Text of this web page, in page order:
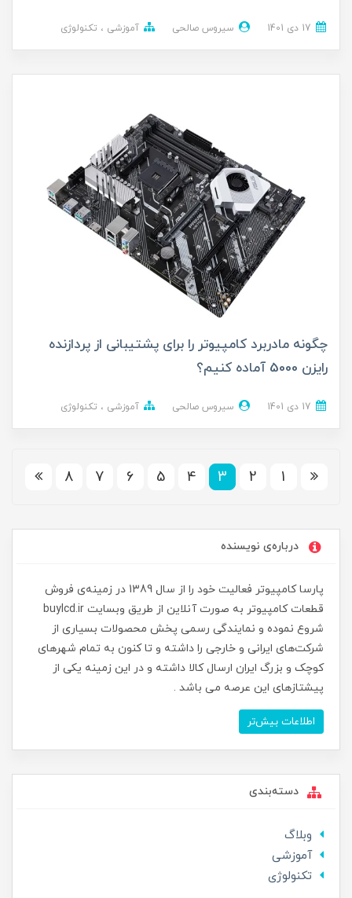
سیروس صالحی آموزشی تکنولوژی
چگونه مادربرد کامپیوتر را برای پشتیبانی از پردازنده
رایزن 5000 آماده کنیم؟
سیروس صالحی آموزشی تکنولوژی
1
2
3
4
5
6
7
8
درباره‌ی نویسنده
پارسا کامپیوتر فعالیت خود را از سال 1389 در زمینه‌ی فروش
قطعات کامپیوتر به صورت آنلاین از طریق وبسایت buylcd.ir
شروع نموده و نمایندگی رسمی پخش محصولات بسیاری از
شرکت‌های ایرانی و خارجی را داشته و تا کنون به تمام شهرهای
کوچک و بزرگ ایران ارسال کالا داشته و در این زمینه یکی از
پیشتازهای این عرصه می باشد .
اطلاعات بیش‌تر
دسته‌بندی
وبلاگ
آموزشی
تکنولوژی